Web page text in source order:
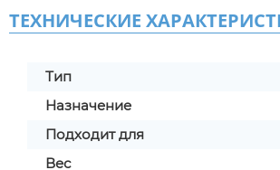
ТЕХНИЧЕСКИЕ
Тип
Назначение
Подходит для
Вес